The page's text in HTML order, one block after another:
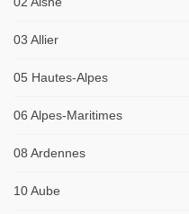
03 Allier
05 Hautes-Alpes
06 Alpes-Maritimes
08 Ardennes
10 Aube